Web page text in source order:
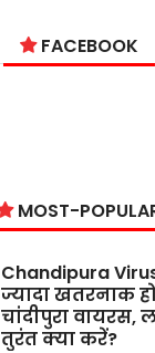
FACEBOOK
MOST-
Chandipura
ज्यादा खतरनाक
चांदीपुरा वायरस,
तुरंत क्या करें?